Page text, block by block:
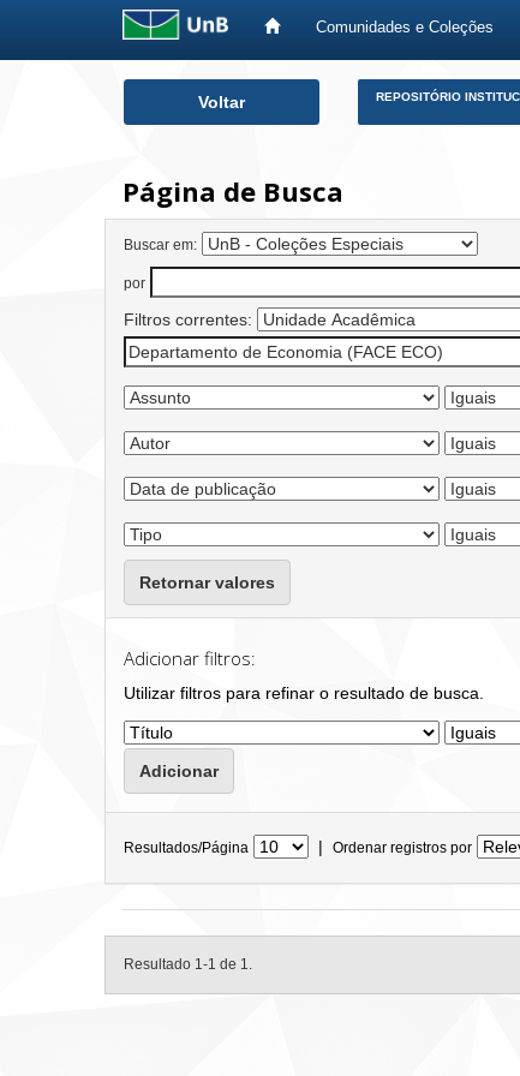
Comunidades e Coleções
Voltar REPOSITÓRIO
Página de Busca
Buscar em:
por
Filtros correntes:
Retornar valores
Adicionar filtros:
Utilizar filtros para refinar o resultado de busca.
Resultados/Página | Ordenar registros por
Resultado 1-1 de 1.